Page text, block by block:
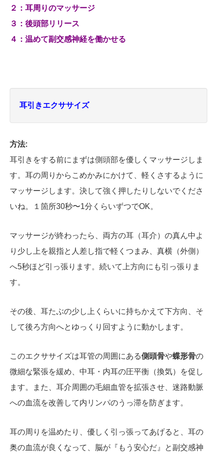
２：耳周りのマッサージ
３：後頭部リリース
４：温めて副交感神経を働かせる
耳引きエクササイズ
方法:
耳引きをする前にまずは側頭部を優しくマッサージしま
す。耳の周りからこめかみにかけて、軽くさするように
マッサージします。決して強く押したりしないでくださ
いね。１箇所30秒〜1分くらいずつでOK。
マッサージが終わったら、両方の耳（耳介）の真ん中よ
り少し上を親指と人差し指で軽くつまみ、真横（外側）
へ5秒ほど引っ張ります。続いて上方向にも引っ張りま
す。
その後、耳たぶの少し上くらいに持ちかえて下方向、そ
して後ろ方向へとゆっくり回すように動かします。
このエクササイズは耳管の周囲にある側頭骨や蝶形骨の
微細な緊張を緩め、中耳・内耳の圧平衡（換気）を促し
ます。また、耳介周囲の毛細血管を拡張させ、迷路動脈
への血流を改善して内リンパのうっ滞を防ぎます。
耳の周りを温めたり、優しく引っ張ってあげると、耳の
奥の血流が良くなって、脳が『もう安心だ』と副交感神